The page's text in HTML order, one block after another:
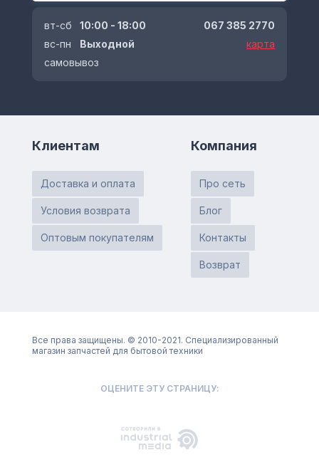
вт-сб
10:00 - 18:00
вс-пн
Выходной
самовывоз
067 385 2770
карта
Клиентам
Доставка и оплата
Условия возврата
Оптовым покупателям
Компания
Про сеть
Блог
Контакты
Возврат
Все права защищены. © 2010-2021. Специализированный
магазин запчастей для бытовой техники
ОЦЕНИТЕ ЭТУ СТРАНИЦУ: